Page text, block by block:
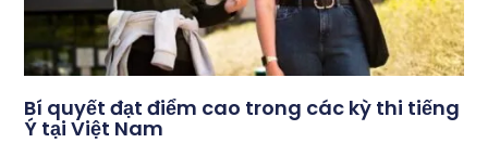
Bí quyết đạt điểm cao trong các kỳ thi tiếng
Ý tại Việt Nam